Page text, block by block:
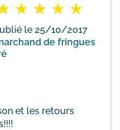
le 25/10/2017
de fringues
et les retours